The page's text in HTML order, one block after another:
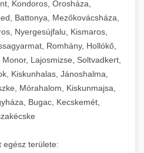
Kondoros, Orosháza,
Battonya, Mezőkovácsháza,
Nyergesújfalu, Kismaros,
Romhány, Hollókő,
Lajosmizse, Soltvadkert,
Kiskunhalas, Jánoshalma,
Mórahalom, Kiskunmajsa,
Bugac, Kecskemét,
egész területe: